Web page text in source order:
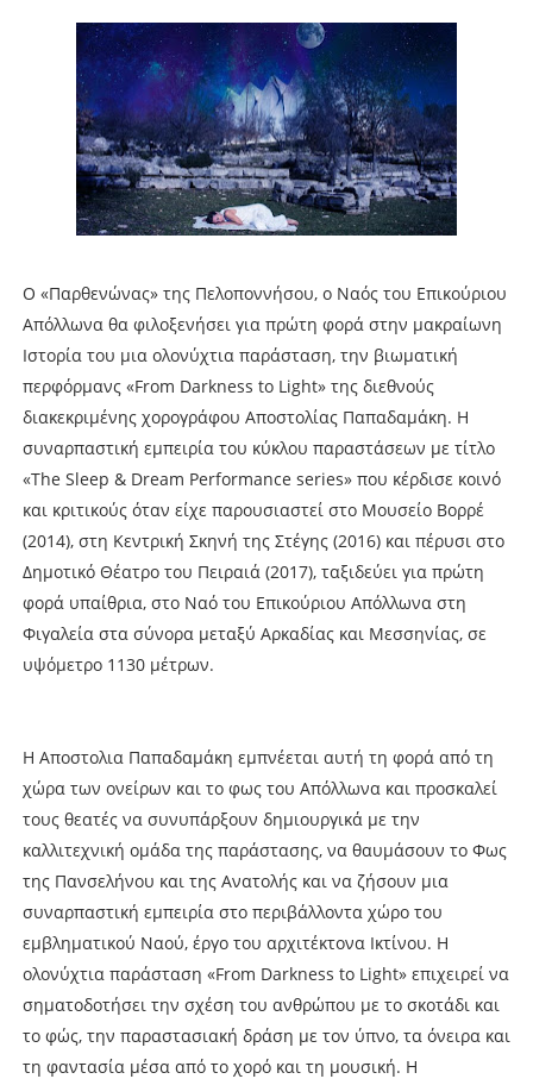
Ο «Παρθενώνας» της Πελοποννήσου, ο Ναός του Επικούριου
Απόλλωνα θα φιλοξενήσει για πρώτη φορά στην μακραίωνη
Ιστορία του μια ολονύχτια παράσταση, την βιωματική
περφόρμανς «From Darkness to Light» της διεθνούς
διακεκριμένης χορογράφου Αποστολίας Παπαδαμάκη. Η
συναρπαστική εμπειρία του κύκλου παραστάσεων με τίτλο
«The Sleep & Dream Performance series» που κέρδισε κοινό
και κριτικούς όταν είχε παρουσιαστεί στο Μουσείο Βορρέ
(2014), στη Κεντρική Σκηνή της Στέγης (2016) και πέρυσι στο
Δημοτικό Θέατρο του Πειραιά (2017), ταξιδεύει για πρώτη
φορά υπαίθρια, στο Ναό του Επικούριου Απόλλωνα στη
Φιγαλεία στα σύνορα μεταξύ Αρκαδίας και Μεσσηνίας, σε
υψόμετρο 1130 μέτρων.
Η Αποστολια Παπαδαμάκη εμπνέεται αυτή τη φορά από τη
χώρα των ονείρων και το φως του Απόλλωνα και προσκαλεί
τους θεατές να συνυπάρξουν δημιουργικά με την
καλλιτεχνική ομάδα της παράστασης, να θαυμάσουν το Φως
της Πανσελήνου και της Ανατολής και να ζήσουν μια
συναρπαστική εμπειρία στο περιβάλλοντα χώρο του
εμβληματικού Ναού, έργο του αρχιτέκτονα Ικτίνου. Η
ολονύχτια παράσταση «From Darkness to Light» επιχειρεί να
σηματοδοτήσει την σχέση του ανθρώπου με το σκοτάδι και
το φώς, την παραστασιακή δράση με τον ύπνο, τα όνειρα και
τη φαντασία μέσα από το χορό και τη μουσική. Η